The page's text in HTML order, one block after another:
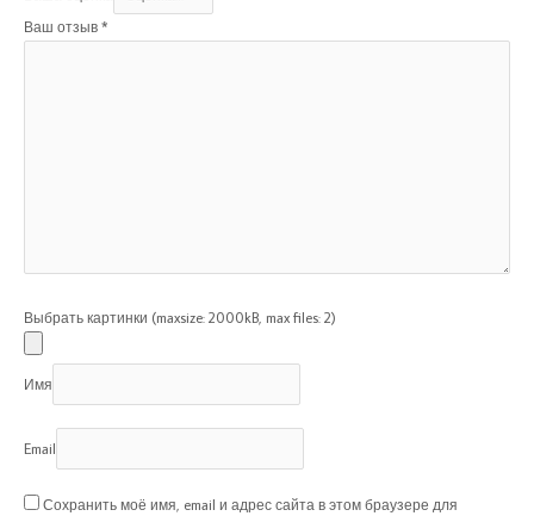
Ваш отзыв *
Выбрать картинки (maxsize: 2000kB, max files: 2)
Имя
Email
Сохранить моё имя, email и адрес сайта в этом браузере для